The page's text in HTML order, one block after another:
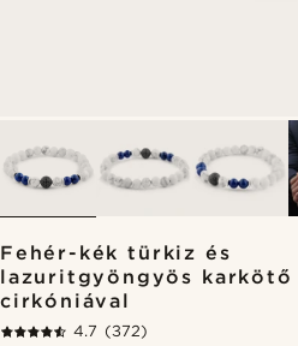
Fehér-kék türkiz és
lazuritgyöngyös karkötő
cirkóniával
4.7 (372)